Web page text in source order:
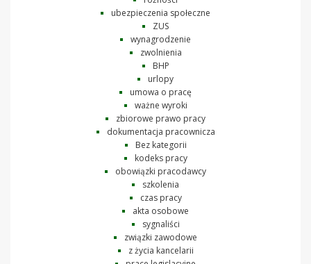
ubezpieczenia społeczne
ZUS
wynagrodzenie
zwolnienia
BHP
urlopy
umowa o pracę
ważne wyroki
zbiorowe prawo pracy
dokumentacja pracownicza
Bez kategorii
kodeks pracy
obowiązki pracodawcy
szkolenia
czas pracy
akta osobowe
sygnaliści
związki zawodowe
z życia kancelarii